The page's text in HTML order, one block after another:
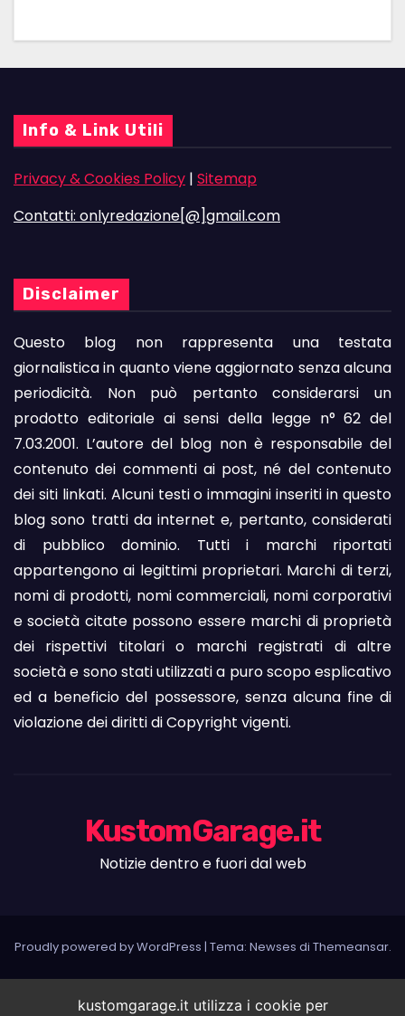
Info & Link Utili
Privacy & Cookies Policy | Sitemap
Contatti: onlyredazione[@]gmail.com
Disclaimer
Questo blog non rappresenta una testata
giornalistica in quanto viene aggiornato senza alcuna
periodicità. Non può pertanto considerarsi un
prodotto editoriale ai sensi della legge n° 62 del
7.03.2001. L’autore del blog non è responsabile del
contenuto dei commenti ai post, né del contenuto
dei siti linkati. Alcuni testi o immagini inseriti in questo
blog sono tratti da internet e, pertanto, considerati
di pubblico dominio. Tutti i marchi riportati
appartengono ai legittimi proprietari. Marchi di terzi,
nomi di prodotti, nomi commerciali, nomi corporativi
e società citate possono essere marchi di proprietà
dei rispettivi titolari o marchi registrati di altre
società e sono stati utilizzati a puro scopo esplicativo
ed a beneficio del possessore, senza alcuna fine di
violazione dei diritti di Copyright vigenti.
KustomGarage.it
Notizie dentro e fuori dal web
Proudly powered by WordPress | Tema: Newses di Themeansar.
kustomgarage.it utilizza i cookie per